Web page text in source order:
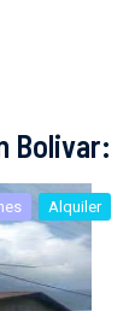
Bolivar:
Alquiler